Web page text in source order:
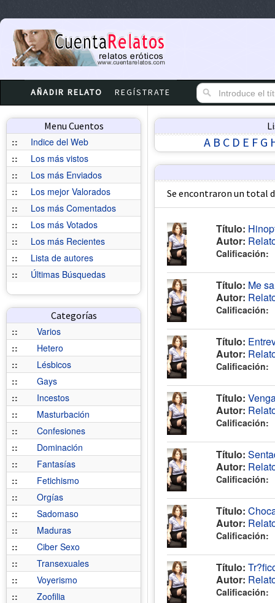
AÑADIR RELATO REGÍSTRATE
Menu Cuentos
::
Indice del Web
::
Los más vistos
::
Los más Enviados
::
Los mejor Valorados
::
Los más Comentados
::
Los más Votados
::
Los más Recientes
::
Lista de autores
::
Últimas Búsquedas
Categorías
::
Varios
::
Hetero
::
Lésbicos
::
Gays
::
Incestos
::
Masturbación
::
Confesiones
::
Dominación
::
Fantasías
::
Fetichismo
::
Orgías
::
Sadomaso
::
Maduras
::
Ciber Sexo
::
Transexuales
::
Voyerismo
::
Zoofilia
A B C D E F G
Se encontraron un total
Título:
Autor:
Calificación:
Título: Me
Autor:
Calificación:
Título:
Autor:
Calificación:
Título:
Autor:
Calificación:
Título:
Autor:
Calificación:
Título:
Autor:
Calificación:
Título:
Autor:
Calificación: